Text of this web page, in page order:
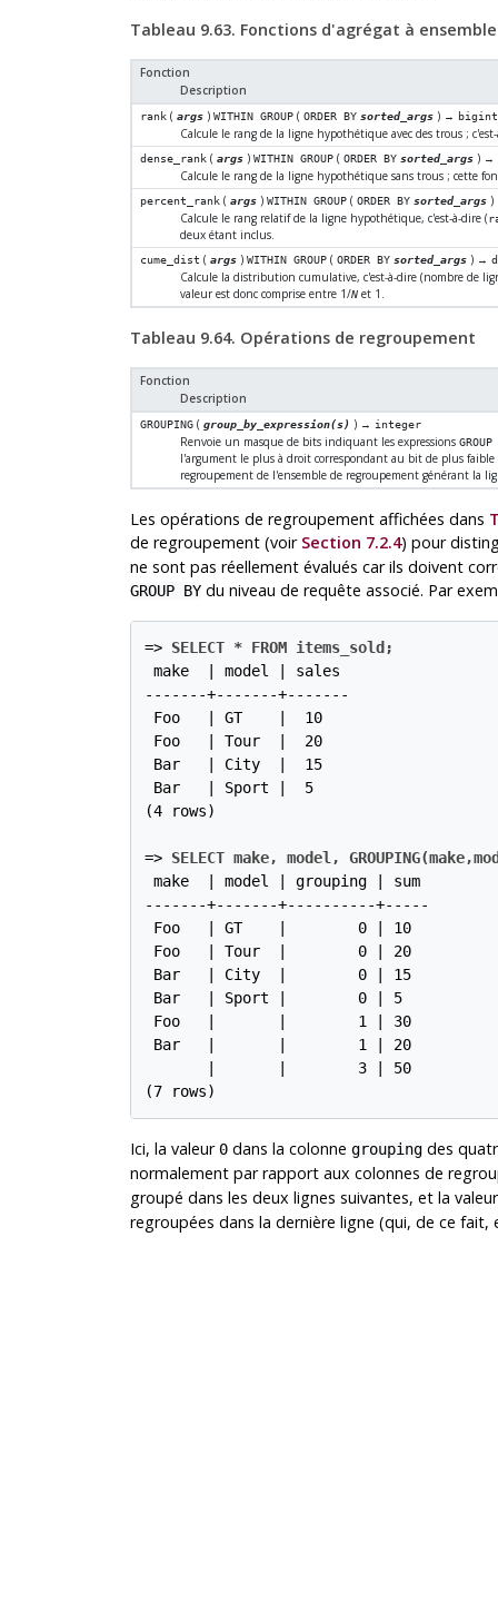
Tableau 9.63. Fonctions d'agrégat à
Fonction
Description
rank (args )WITHIN GROUP (ORDER BY sorted_args ) → bigint
Calcule le rang de la ligne hypothétique avec des trous ;
dense_rank (args )WITHIN GROUP (ORDER BY sorted_args ) →
Calcule le rang de la ligne hypothétique sans trous ; cette
percent_rank (args )WITHIN GROUP (ORDER BY sorted_args
Calcule le rang relatif de la ligne hypothétique, c'est-à-dire (
deux étant inclus.
cume_dist (args )WITHIN GROUP (ORDER BY sorted_args ) →
Calcule la distribution cumulative, c'est-à-dire (nombre de
valeur est donc comprise entre 1/Net 1.
Tableau 9.64. Opérations de regroupement
Fonction
Description
GROUPING (group_by_expression(s) ) →integer
Renvoie un masque de bits indiquant les expressions GROUP
l'argument le plus à droit correspondant au bit de plus
regroupement de l'ensemble de regroupement générant la
Les opérations de regroupement affichées dans
de regroupement (voir Section 7.2.4) pour
ne sont pas réellement évalués car ils doivent
GROUP BYdu niveau de requête associé. Par
=> SELECT * FROM items_sold;
make  | model | sales
-------+-------+-------
Foo   | GT    |  10
Foo   | Tour  |  20
Bar   | City  |  15
Bar   | Sport |  5
(4 rows)
=> SELECT make, model,
make  | model | grouping | sum
-------+-------+----------+-----
Foo   | GT    |        0 | 10
Foo   | Tour  |        0 | 20
Bar   | City  |        0 | 15
Bar   | Sport |        0 | 5
Foo   |       |        1 | 30
Bar   |       |        1 | 20
       |       |        3 | 50
Ici, la valeur 0dans la colonne groupingdes
normalement par rapport aux colonnes de
groupé dans les deux lignes suivantes, et la
regroupées dans la dernière ligne (qui, de ce